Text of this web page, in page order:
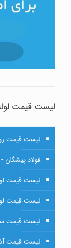
لیست قیمت
لیست قیمت
فولاد
لیست قیمت
لیست قیمت
لیست قیمت
لیست قیمت